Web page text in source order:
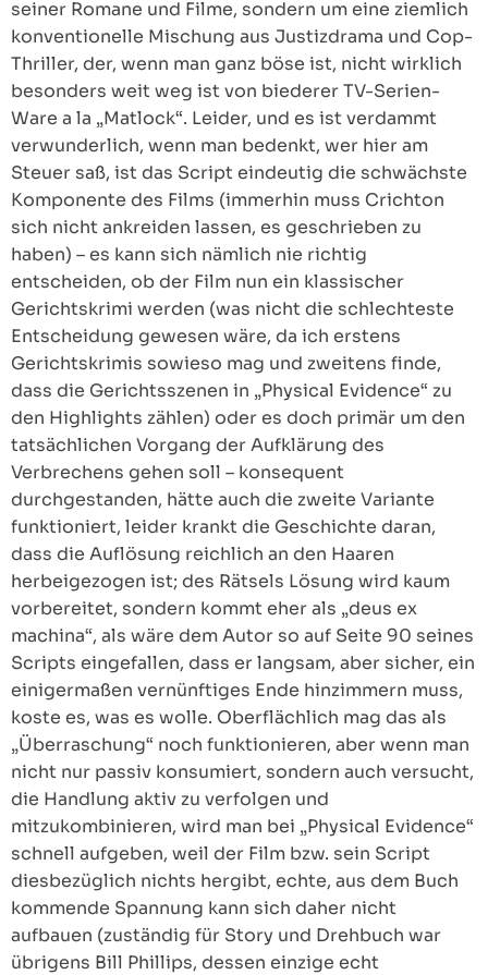
seiner Romane und Filme, sondern um eine ziemlich
konventionelle Mischung aus Justizdrama und Cop-
Thriller, der, wenn man ganz böse ist, nicht wirklich
besonders weit weg ist von biederer TV-Serien-
Ware a la „Matlock“. Leider, und es ist verdammt
verwunderlich, wenn man bedenkt, wer hier am
Steuer saß, ist das Script eindeutig die schwächste
Komponente des Films (immerhin muss Crichton
sich nicht ankreiden lassen, es geschrieben zu
haben) – es kann sich nämlich nie richtig
entscheiden, ob der Film nun ein klassischer
Gerichtskrimi werden (was nicht die schlechteste
Entscheidung gewesen wäre, da ich erstens
Gerichtskrimis sowieso mag und zweitens finde,
dass die Gerichtsszenen in „Physical Evidence“ zu
den Highlights zählen) oder es doch primär um den
tatsächlichen Vorgang der Aufklärung des
Verbrechens gehen soll – konsequent
durchgestanden, hätte auch die zweite Variante
funktioniert, leider krankt die Geschichte daran,
dass die Auflösung reichlich an den Haaren
herbeigezogen ist; des Rätsels Lösung wird kaum
vorbereitet, sondern kommt eher als „deus ex
machina“, als wäre dem Autor so auf Seite 90 seines
Scripts eingefallen, dass er langsam, aber sicher, ein
einigermaßen vernünftiges Ende hinzimmern muss,
koste es, was es wolle. Oberflächlich mag das als
„Überraschung“ noch funktionieren, aber wenn man
nicht nur passiv konsumiert, sondern auch versucht,
die Handlung aktiv zu verfolgen und
mitzukombinieren, wird man bei „Physical Evidence“
schnell aufgeben, weil der Film bzw. sein Script
diesbezüglich nichts hergibt, echte, aus dem Buch
kommende Spannung kann sich daher nicht
aufbauen (zuständig für Story und Drehbuch war
übrigens Bill Phillips, dessen einzige echt